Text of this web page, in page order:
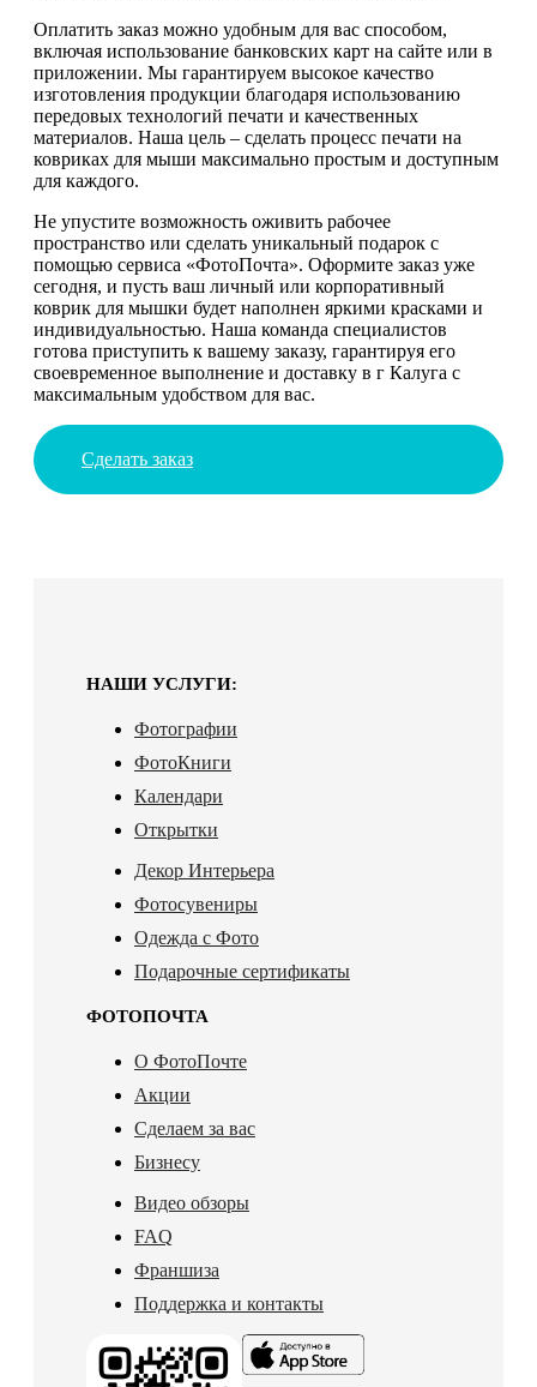
Оплатить заказ можно удобным для вас способом,
включая использование банковских карт на сайте или в
приложении. Мы гарантируем высокое качество
изготовления продукции благодаря использованию
передовых технологий печати и качественных
материалов. Наша цель – сделать процесс печати на
ковриках для мыши максимально простым и доступным
для каждого.
Не упустите возможность оживить рабочее
пространство или сделать уникальный подарок с
помощью сервиса «ФотоПочта». Оформите заказ уже
сегодня, и пусть ваш личный или корпоративный
коврик для мышки будет наполнен яркими красками и
индивидуальностью. Наша команда специалистов
готова приступить к вашему заказу, гарантируя его
своевременное выполнение и доставку в г Калуга с
максимальным удобством для вас.
Сделать заказ
НАШИ УСЛУГИ:
Фотографии
ФотоКниги
Календари
Открытки
Декор Интерьера
Фотосувениры
Одежда с Фото
Подарочные сертификаты
ФОТОПОЧТА
О ФотоПочте
Акции
Сделаем за вас
Бизнесу
Видео обзоры
FAQ
Франшиза
Поддержка и контакты